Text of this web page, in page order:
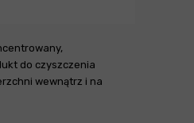
do czyszczenia
wewnątrz i na